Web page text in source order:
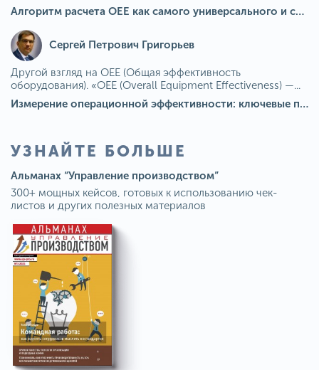
Алгоритм расчета ОЕЕ как самого универсального и современного показателя эффективности оборудования в мире
Сергей Петрович Григорьев
Другой взгляд на OEE (Общая эффективность
оборудования). «OEE (Overall Equipment Effectiveness) —...
Измерение операционной эффективности: ключевые показатели для непрерывного совершенствования
УЗНАЙТЕ БОЛЬШЕ
Альманах “Управление производством”
300+ мощных кейсов, готовых к использованию чек-
листов и других полезных материалов